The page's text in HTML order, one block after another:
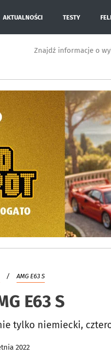
AKTUALNOŚCI TESTY
Znajdź informacje o
AMG E63 S
E63 S
tylko niemiecki,
2022